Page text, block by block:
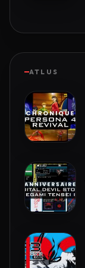
ATLUS